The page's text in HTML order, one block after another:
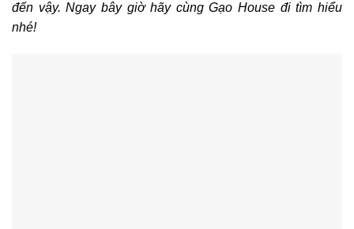
đến vậy. Ngay bây giờ hãy cùng Gạo House đi tìm hiểu
nhé!